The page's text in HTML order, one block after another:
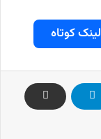
لینک کوتاه